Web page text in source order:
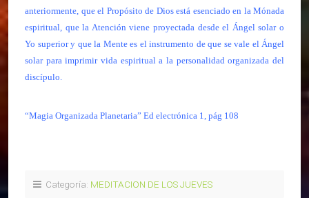
anteriormente, que el Propósito de Dios está esenciado en la Mónada
espiritual, que la Atención viene proyectada desde el Ángel solar o
Yo superior y que la Mente es el instrumento de que se vale el Ángel
solar para imprimir vida espiritual a la personalidad organizada del
discípulo.
“Magia Organizada Planetaria” Ed electrónica 1, pág 108
Categoría: MEDITACION DE LOS JUEVES